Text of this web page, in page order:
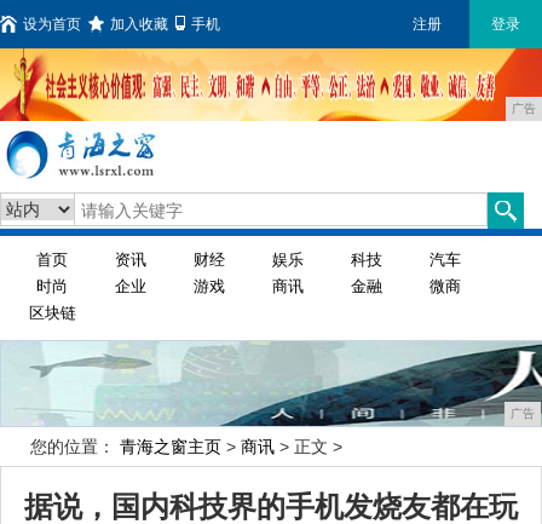
设为首页 加入收藏 手机 注册 登录
广告
首页 资讯 财经 娱乐 科技
汽车
时尚
企业 游戏 商讯 金融
微商
区块链
广告
您的位置： 青海之窗主页 > 商讯 > 正文 >
据说，国内科技界的手机发烧友都在玩